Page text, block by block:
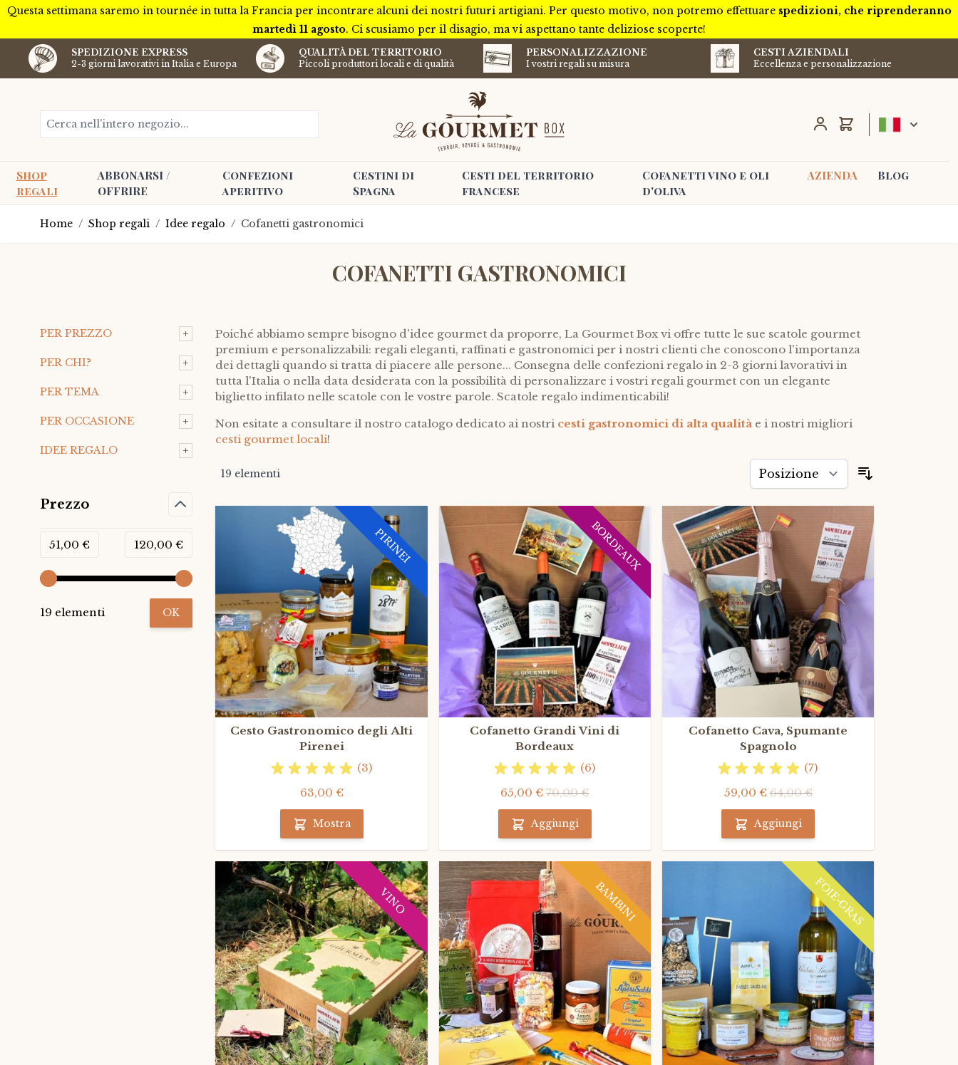
Questa settimana saremo in tournée in tutta la Francia per incontrare alcuni dei nostri futuri artigiani. Per questo motivo, non potremo effettuare spedizioni, che riprenderanno
martedì 11 agosto. Ci scusiamo per il disagio, ma vi aspettano tante deliziose scoperte!
SPEDIZIONE EXPRESS
2-3 giorni lavorativi in Italia e Europa
QUALITÀ DEL TERRITORIO
Piccoli produttori locali e di qualità
PERSONALIZZAZIONE
I vostri regali su misura
CESTI AZIENDALI
Eccellenza e personalizzazione
Cerca nell'intero negozio... Carrello
Shop
regali
ABBONARSI /
OFFRIRE
Confezioni
aperitivo
Cestini di
Spagna
Cesti del territorio
francese
Cofanetti vino e oli
d'oliva
AZIENDA Blog
Home / Shop regali / Idee regalo / Cofanetti gastronomici
COFANETTI GASTRONOMICI
PER PREZZO +
PER CHI? +
PER TEMA +
PER OCCASIONE +
IDEE REGALO +
Prezzo
51,00 € 120,00 €
19 elementi OK
Poiché abbiamo sempre bisogno d'idee gourmet da proporre, La Gourmet Box vi offre tutte le sue scatole gourmet
premium e personalizzabili: regali eleganti, raffinati e gastronomici per i nostri clienti che conoscono l'importanza
dei dettagli quando si tratta di piacere alle persone... Consegna delle confezioni regalo in 2-3 giorni lavorativi in
tutta l'Italia o nella data desiderata con la possibilità di personalizzare i vostri regali gourmet con un elegante
biglietto infilato nelle scatole con le vostre parole. Scatole regalo indimenticabili!
Non esitate a consultare il nostro catalogo dedicato ai nostri cesti gastronomici di alta qualità e i nostri migliori
cesti gourmet locali!
19 elementi
PIRINEI
Cesto Gastronomico degli Alti
Pirenei
(3)
63,00 €
Mostra
BORDEAUX
Cofanetto Grandi Vini di
Bordeaux
(6)
65,00 € 70,00 €
Aggiungi
Cofanetto Cava, Spumante
Spagnolo
(7)
59,00 € 64,00 €
Aggiungi
VINO BAMBINI FOIE-GRAS